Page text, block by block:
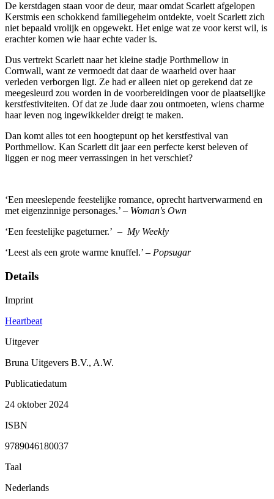
De kerstdagen staan voor de deur, maar omdat Scarlett afgelopen
Kerstmis een schokkend familiegeheim ontdekte, voelt Scarlett zich
niet bepaald vrolijk en opgewekt. Het enige wat ze voor kerst wil, is
erachter komen wie haar echte vader is.
Dus vertrekt Scarlett naar het kleine stadje Porthmellow in
Cornwall, want ze vermoedt dat daar de waarheid over haar
verleden verborgen ligt. Ze had er alleen niet op gerekend dat ze
meegesleurd zou worden in de voorbereidingen voor de plaatselijke
kerstfestiviteiten. Of dat ze Jude daar zou ontmoeten, wiens charme
haar leven nog ingewikkelder dreigt te maken.
Dan komt alles tot een hoogtepunt op het kerstfestival van
Porthmellow. Kan Scarlett dit jaar een perfecte kerst beleven of
liggen er nog meer verrassingen in het verschiet?
‘Een meeslepende feestelijke romance, oprecht hartverwarmend en
met eigenzinnige personages.’ – Woman's Own
‘Een feestelijke pageturner.’ – My Weekly
‘Leest als een grote warme knuffel.’ – Popsugar
Details
Imprint
Heartbeat
Uitgever
Bruna Uitgevers B.V., A.W.
Publicatiedatum
24 oktober 2024
ISBN
9789046180037
Taal
Nederlands